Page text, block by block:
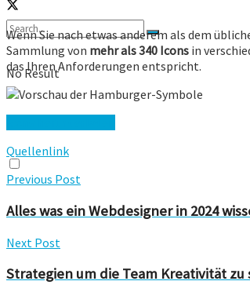
No Result
View All Result
Wenn Sie nach etwas anderem als dem
Sammlung von mehr als 340 Icons in
das Ihren Anforderungen entspricht.
Quellenlink
Previous Post
Alles was ein Webdesigner in 2024
Next Post
Strategien um die Team Kreativität zu